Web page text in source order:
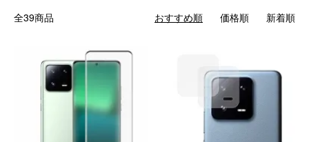
全39商品 おすすめ順 価格順 新着順